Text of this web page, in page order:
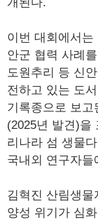
이번 대회에서
안군 협력 사례
도원추리 등 신
전하고 있는 도
기록종으로 보
(2025년 발견)을
리나라 섬 생물
국내외 연구자
김혁진 산림생
양성 위기가 심